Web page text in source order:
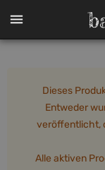
Dieses
Entweder
veröffentlicht,
Alle aktiven